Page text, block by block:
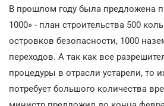
В прошлом году была предложена
1000» - план строительства 500
островков безопасности, 1000
переходов. А так как все
процедуры в отрасли устарели, то
потребует большого количества